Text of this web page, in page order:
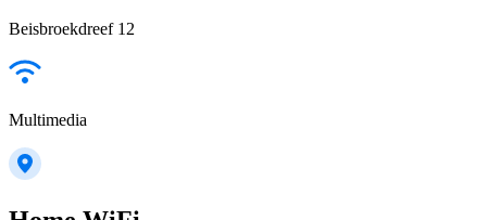
Beisbroekdreef 12
Multimedia